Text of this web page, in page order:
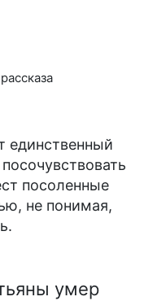
единственный
посоленные
не понимая,
умер